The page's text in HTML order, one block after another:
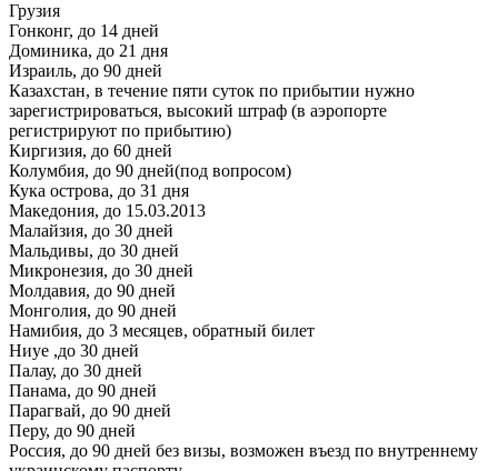
Грузия
Гонконг, до 14 дней
Доминика, до 21 дня
Израиль, до 90 дней
Казахстан, в течение пяти суток по прибытии нужно
зарегистрироваться, высокий штраф (в аэропорте
регистрируют по прибытию)
Киргизия, до 60 дней
Колумбия, до 90 дней(под вопросом)
Кука острова, до 31 дня
Македония, до 15.03.2013
Малайзия, до 30 дней
Мальдивы, до 30 дней
Микронезия, до 30 дней
Молдавия, до 90 дней
Монголия, до 90 дней
Намибия, до 3 месяцев, обратный билет
Ниуе ,до 30 дней
Палау, до 30 дней
Панама, до 90 дней
Парагвай, до 90 дней
Перу, до 90 дней
Россия, до 90 дней без визы, возможен въезд по внутреннему